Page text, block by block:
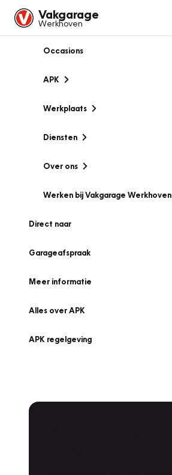
Vakgarage
Werkhoven
Occasions
APK
Werkplaats
Diensten
Over ons
Werken bij Vakgarage Werkhoven
Direct naar
Garageafspraak
Meer informatie
Alles over APK
APK regelgeving